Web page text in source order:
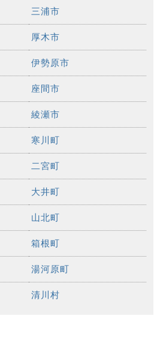
三浦市
厚木市
伊勢原市
座間市
綾瀬市
寒川町
二宮町
大井町
山北町
箱根町
湯河原町
清川村